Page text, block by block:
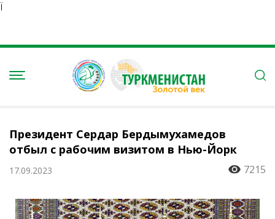
Ï
Президент Сердар Бердымухамедов
отбыл с рабочим визитом в Нью-Йорк
17.09.2023 7215